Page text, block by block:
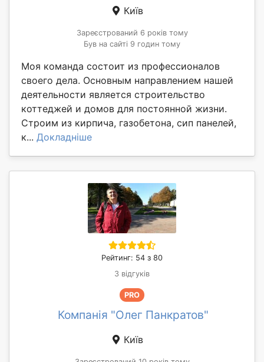
Київ
Зареєстрований 6 років тому
Був на сайті 9 годин тому
Моя команда состоит из профессионалов
своего дела. Основным направлением нашей
деятельности является строительство
коттеджей и домов для постоянной жизни.
Строим из кирпича, газобетона, сип панелей,
к... Докладніше
Рейтинг: 54 з 80
3 відгуків
PRO
Компанія "Олег Панкратов"
Київ